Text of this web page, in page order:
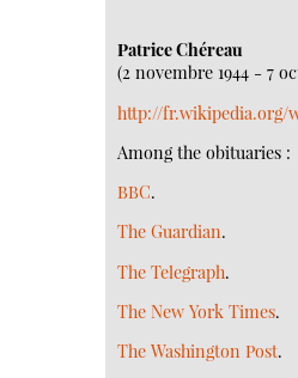
Patrice Chéreau
(2 novembre 1944 - 7
http://fr.wikipedia.org/
Among the obituaries :
BBC.
The Guardian.
The Telegraph.
The New York Times.
The Washington Post.